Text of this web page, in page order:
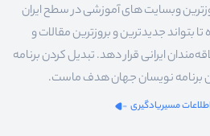
وبسایت های آموزشی در سطح ایران
جدیدترین و بروزترین مقالات و
ایرانی قرار دهد. تبدیل کردن برنامه
برنامه نویسان جهان هدف ماست.
مسیریادگیری